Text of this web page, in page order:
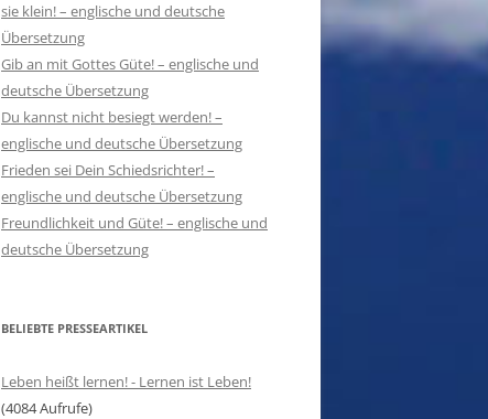
sie klein! – englische und deutsche
Übersetzung
Gib an mit Gottes Güte! – englische und
deutsche Übersetzung
Du kannst nicht besiegt werden! –
englische und deutsche Übersetzung
Frieden sei Dein Schiedsrichter! –
englische und deutsche Übersetzung
Freundlichkeit und Güte! – englische und
deutsche Übersetzung
BELIEBTE PRESSEARTIKEL
Leben heißt lernen! - Lernen ist Leben!
(4084 Aufrufe)